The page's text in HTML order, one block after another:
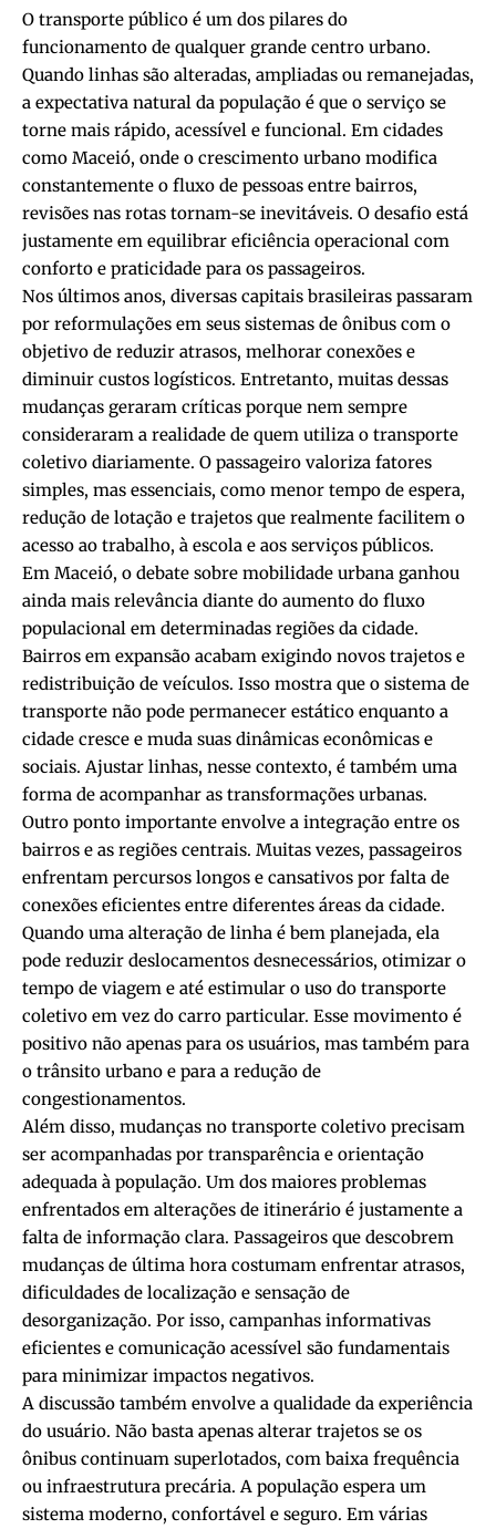
O transporte público é um dos pilares do
funcionamento de qualquer grande centro urbano.
Quando linhas são alteradas, ampliadas ou remanejadas,
a expectativa natural da população é que o serviço se
torne mais rápido, acessível e funcional. Em cidades
como Maceió, onde o crescimento urbano modifica
constantemente o fluxo de pessoas entre bairros,
revisões nas rotas tornam-se inevitáveis. O desafio está
justamente em equilibrar eficiência operacional com
conforto e praticidade para os passageiros.
Nos últimos anos, diversas capitais brasileiras passaram
por reformulações em seus sistemas de ônibus com o
objetivo de reduzir atrasos, melhorar conexões e
diminuir custos logísticos. Entretanto, muitas dessas
mudanças geraram críticas porque nem sempre
consideraram a realidade de quem utiliza o transporte
coletivo diariamente. O passageiro valoriza fatores
simples, mas essenciais, como menor tempo de espera,
redução de lotação e trajetos que realmente facilitem o
acesso ao trabalho, à escola e aos serviços públicos.
Em Maceió, o debate sobre mobilidade urbana ganhou
ainda mais relevância diante do aumento do fluxo
populacional em determinadas regiões da cidade.
Bairros em expansão acabam exigindo novos trajetos e
redistribuição de veículos. Isso mostra que o sistema de
transporte não pode permanecer estático enquanto a
cidade cresce e muda suas dinâmicas econômicas e
sociais. Ajustar linhas, nesse contexto, é também uma
forma de acompanhar as transformações urbanas.
Outro ponto importante envolve a integração entre os
bairros e as regiões centrais. Muitas vezes, passageiros
enfrentam percursos longos e cansativos por falta de
conexões eficientes entre diferentes áreas da cidade.
Quando uma alteração de linha é bem planejada, ela
pode reduzir deslocamentos desnecessários, otimizar o
tempo de viagem e até estimular o uso do transporte
coletivo em vez do carro particular. Esse movimento é
positivo não apenas para os usuários, mas também para
o trânsito urbano e para a redução de
congestionamentos.
Além disso, mudanças no transporte coletivo precisam
ser acompanhadas por transparência e orientação
adequada à população. Um dos maiores problemas
enfrentados em alterações de itinerário é justamente a
falta de informação clara. Passageiros que descobrem
mudanças de última hora costumam enfrentar atrasos,
dificuldades de localização e sensação de
desorganização. Por isso, campanhas informativas
eficientes e comunicação acessível são fundamentais
para minimizar impactos negativos.
A discussão também envolve a qualidade da experiência
do usuário. Não basta apenas alterar trajetos se os
ônibus continuam superlotados, com baixa frequência
ou infraestrutura precária. A população espera um
sistema moderno, confortável e seguro. Em várias